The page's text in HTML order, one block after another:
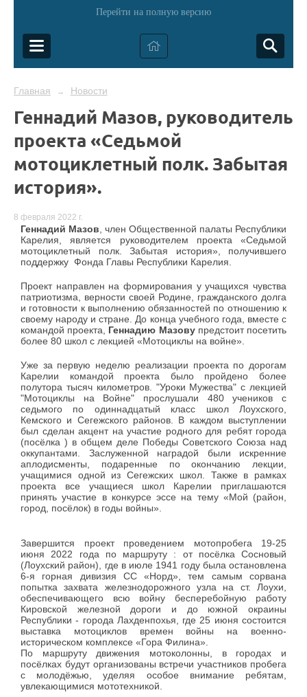
Перейти на полную версию
Главная → Новости
Геннадий Мазов, руководитель
проекта «Седьмой
мотоциклетный полк. Забытая
история».
8 февраля 2022 г.
Геннадий Мазов, член Общественной палаты Республики
Карелия, является руководителем проекта «Седьмой
мотоциклетный полк. Забытая история», получившего
поддержку Фонда Главы Республики Карелия.
Проект направлен на формирования у учащихся чувства
патриотизма, верности своей Родине, гражданского долга
и готовности к выполнению обязанностей по отношению к
своему народу и стране. До конца учебного года, вместе с
командой проекта, Геннадию Мазовупредстоит посетить
более 80 школ с лекцией «Мотоциклы на войне».
Уже за первую неделю реализации проекта по дорогам
Карелии командой проекта было пройдено более
полутора тысяч километров. "Уроки Мужества" с лекцией
"Мотоциклы на Войне" прослушали 480 учеников с
седьмого по одиннадцатый класс школ Лоухского,
Кемского и Сегежского районов. В каждом выступлении
был сделан акцент на участие родного для ребят города
(посёлка ) в общем деле Победы Советского Союза над
оккупантами. Заслуженной наградой были искренние
аплодисменты, подаренные по окончанию лекции,
учащимися одной из Сегежских школ. Также в рамках
проекта все учащиеся школ Карелии приглашаются
принять участие в конкурсе эссе на тему «Мой (район,
город, посёлок) в годы войны».
Завершится проект проведением мотопробега 19-25
июня 2022 года по маршруту : от посёлка Сосновый
(Лоухский район), где в июле 1941 году была остановлена
6-я горная дивизия СС «Норд», тем самым сорвана
попытка захвата железнодорожного узла на ст. Лоухи,
обеспечивающего всю войну бесперебойную работу
Кировской железной дороги и до южной окраины
Республики - города Лахденпохья, где 25 июня состоится
выставка мотоциклов времен войны на военно-
историческом комплексе «Гора Филина».
По маршруту движения мотоколонны, в городах и
посёлках будут организованы встречи участников пробега
с молодёжью, уделяя особое внимание ребятам,
увлекающимися мототехникой.